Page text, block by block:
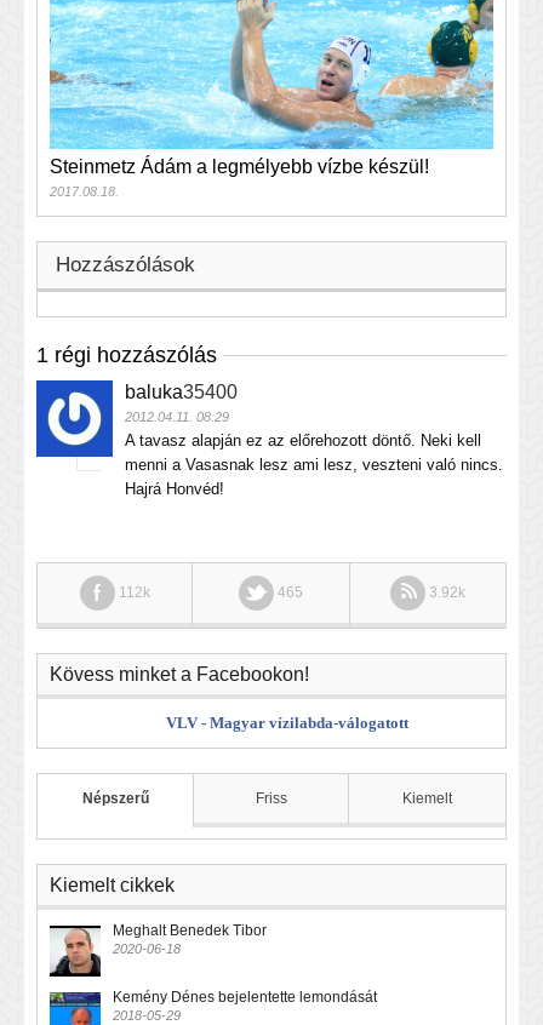
Steinmetz Ádám a legmélyebb vízbe készül!
2017.08.18.
Hozzászólások
1 régi hozzászólás
baluka35400
2012.04.11. 08:29
A tavasz alapján ez az előrehozott döntő. Neki kell
menni a Vasasnak lesz ami lesz, veszteni való nincs.
Hajrá Honvéd!
112k 465 3.92k
Kövess minket a Facebookon!
VLV - Magyar vízilabda-válogatott
Népszerű Friss Kiemelt
Kiemelt cikkek
Meghalt Benedek Tibor
2020-06-18
Kemény Dénes bejelentette lemondását
2018-05-29